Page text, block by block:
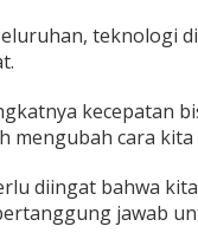
teknologi
kecepatan
mengubah cara
diingat bahwa
jawab